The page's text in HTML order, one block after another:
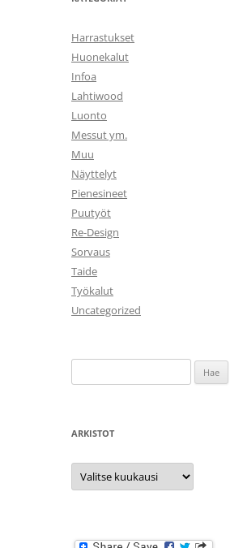
Harrastukset
Huonekalut
Infoa
Lahtiwood
Luonto
Messut ym.
Muu
Näyttelyt
Pienesineet
Puutyöt
Re-Design
Sorvaus
Taide
Työkalut
Uncategorized
ARKISTOT
Arkistot